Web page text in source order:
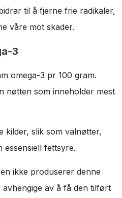
til å fjerne frie radikaler,
våre mot skader.
3
omega-3 pr 100 gram.
nøtten som inneholder mest
kilder, slik som valnøtter,
essensiell fettsyre.
ikke produserer denne
av å få den tilført